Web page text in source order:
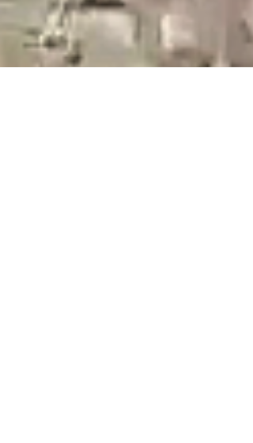
Non rispetta l'alt dei carabinieri e si dà alla
fuga. I Carabinieri lo catturano e lo
arrestano. Il 39enne aveva con sé del